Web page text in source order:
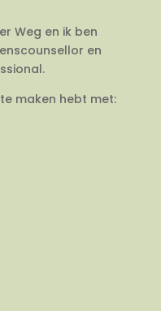
Weg en ik ben
en
maken hebt met: